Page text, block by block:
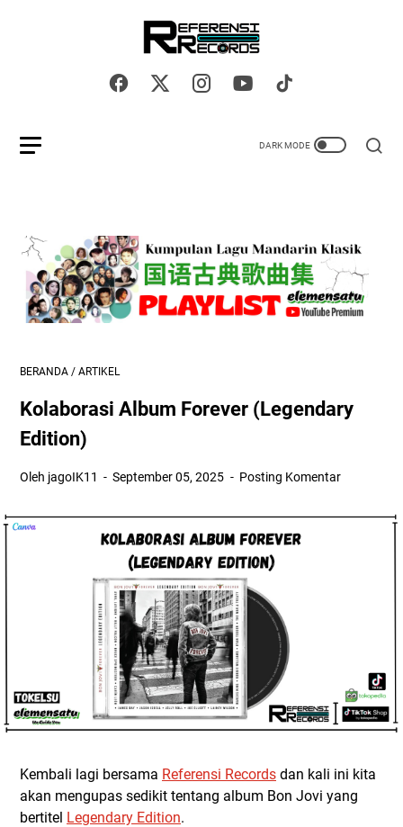
BERANDA / ARTIKEL
Kolaborasi Album Forever (Legendary
Edition)
Oleh jagoIK11 September 05, 2025 Posting Komentar
Kembali lagi bersama Referensi Records dan kali ini kita
akan mengupas sedikit tentang album Bon Jovi yang
bertitel Legendary Edition.